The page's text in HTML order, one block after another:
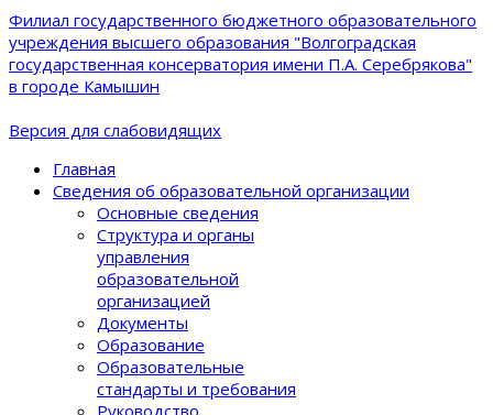
Филиал государственного бюджетного образовательного
учреждения высшего образования "Волгоградская
государственная консерватория имени П.А. Серебрякова"
в городе Камышин
Версия для слабовидящих
Главная
Сведения об образовательной организации
Основные сведения
Структура и органы
управления
образовательной
организацией
Документы
Образование
Образовательные
стандарты и требования
Руководство